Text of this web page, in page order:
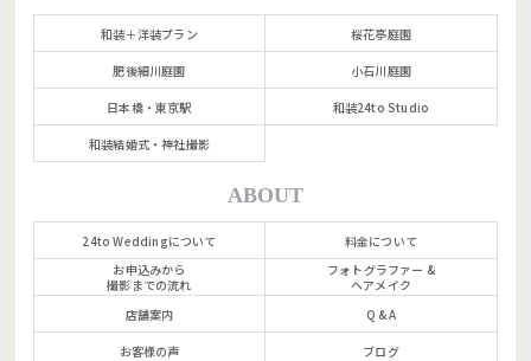
和装＋洋装プラン 桜花亭庭園
肥後細川庭園 小石川庭園
日本橋・東京駅 和装24to Studio
和装結婚式・神社撮影
ABOUT
24to Weddingについて
料金について
お申込みから
撮影までの流れ
フォトグラファー &
ヘアメイク
店舗案内
Q & A
お客様の声 ブログ